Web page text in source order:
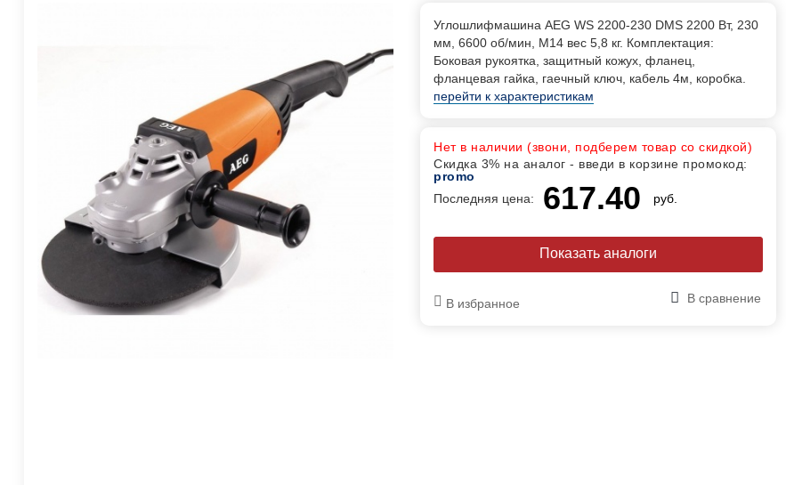
Углошлифмашина AEG WS 2200-230 DMS 2200 Вт, 230
мм, 6600 об/мин, М14 вес 5,8 кг. Комплектация:
Боковая рукоятка, защитный кожух, фланец,
фланцевая гайка, гаечный ключ, кабель 4м, коробка.
перейти к характеристикам
Нет в наличии (звони, подберем товар со скидкой)
Скидка 3% на аналог - введи в корзине промокод:
promo
Последняя цена:
617.40 руб.
Показать аналоги
В избранное В сравнение